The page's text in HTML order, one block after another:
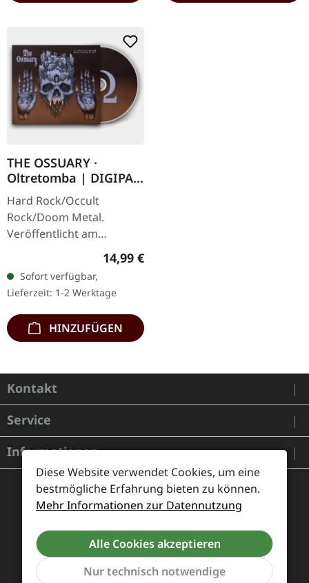
THE OSSUARY ·
Oltretomba | DIGIPAK
CD
Hard Rock/Occult
Rock/Doom Metal.
Veröffentlicht am
12.11.2021, auf Supreme
Chaos Records. CD im
DigiPak mit 12-seitigem
Booklet. Das italienische…
Regulärer Preis:
14,99 €
Sofort verfügbar,
Lieferzeit: 1-2 Werktage
HINZUFÜGEN
Kontakt
Service
Informationen
Diese Website verwendet Cookies, um eine
bestmögliche Erfahrung bieten zu können.
Mehr Informationen zur Datennutzung
Alle Cookies akzeptieren
Nur technisch notwendige